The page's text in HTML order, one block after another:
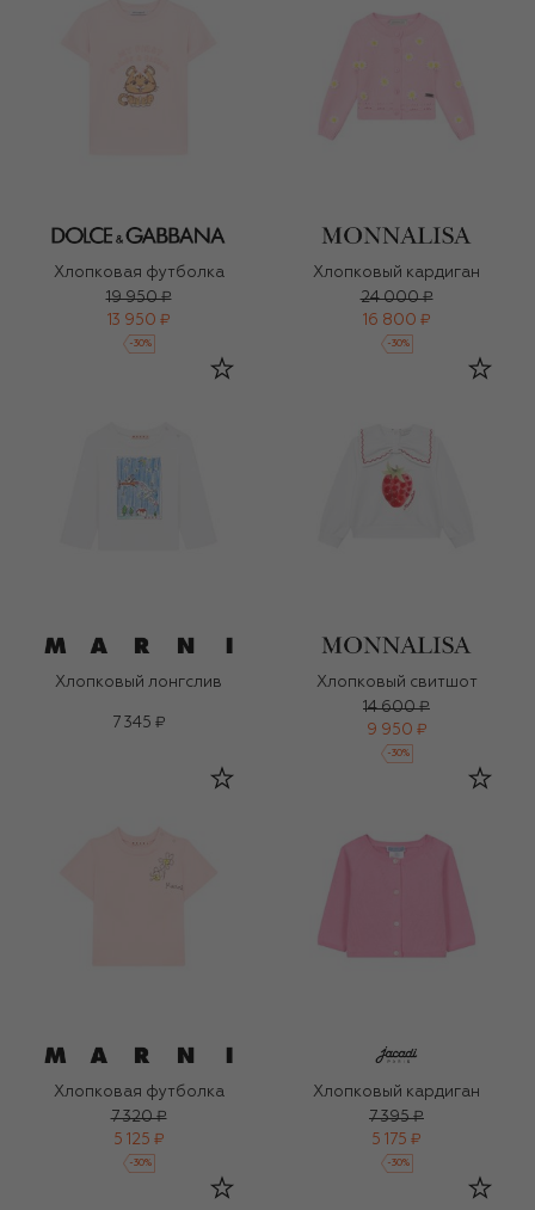
Хлопковая футболка
19 950 ₽
13 950 ₽
-30%
Хлопковый кардиган
24 000 ₽
16 800 ₽
-30%
Хлопковый лонгслив
7 345 ₽
Хлопковый свитшот
14 600 ₽
9 950 ₽
-30%
Хлопковая футболка
7 320 ₽
5 125 ₽
-30%
Хлопковый кардиган
7 395 ₽
5 175 ₽
-30%